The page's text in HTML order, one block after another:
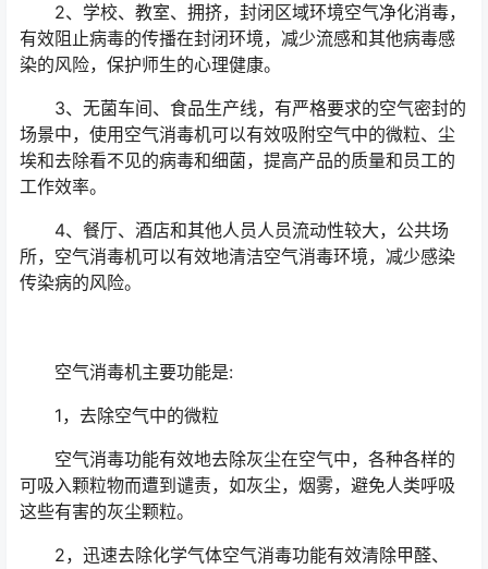
2、学校、教室、拥挤，封闭区域环境空气净化消毒，
有效阻止病毒的传播在封闭环境，减少流感和其他病毒感
染的风险，保护师生的心理健康。
3、无菌车间、食品生产线，有严格要求的空气密封的
场景中，使用空气消毒机可以有效吸附空气中的微粒、尘
埃和去除看不见的病毒和细菌，提高产品的质量和员工的
工作效率。
4、餐厅、酒店和其他人员人员流动性较大，公共场
所，空气消毒机可以有效地清洁空气消毒环境，减少感染
传染病的风险。
空气消毒机主要功能是:
1，去除空气中的微粒
空气消毒功能有效地去除灰尘在空气中，各种各样的
可吸入颗粒物而遭到谴责，如灰尘，烟雾，避免人类呼吸
这些有害的灰尘颗粒。
2，迅速去除化学气体空气消毒功能有效清除甲醛、